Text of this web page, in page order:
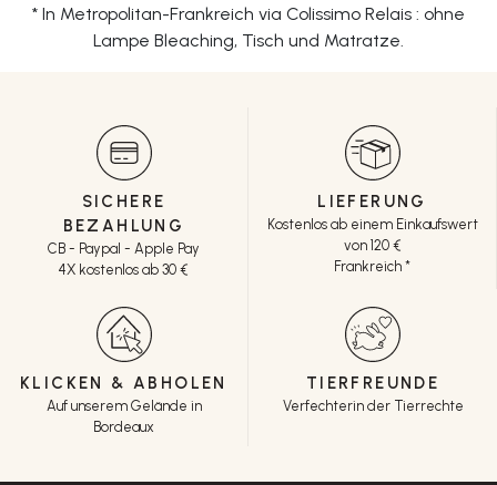
* In Metropolitan-Frankreich via Colissimo Relais : ohne
Lampe Bleaching, Tisch und Matratze.
SICHERE
BEZAHLUNG
CB - Paypal - Apple Pay
4X kostenlos ab 30 €
LIEFERUNG
Kostenlos ab einem Einkaufswert
von 120 €
Frankreich *
KLICKEN & ABHOLEN
Auf unserem Gelände in
Bordeaux
TIERFREUNDE
Verfechterin der Tierrechte